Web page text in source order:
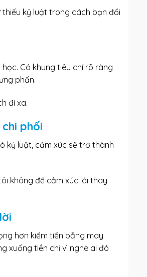
kỷ luật trong cách bạn đối
Có khung tiêu chí rõ ràng
phấn.
đi xa.
phối
kỷ luật, cảm xúc sẽ trở thành
không để cảm xúc lái thay
hơn kiếm tiền bằng may
xuống tiền chỉ vì nghe ai đó